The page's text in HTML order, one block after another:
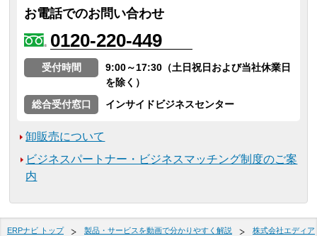
お電話でのお問い合わせ
0120-220-449
受付時間
9:00～17:30（土日祝日および当社休業日
を除く）
総合受付窓口
インサイドビジネスセンター
卸販売について
ビジネスパートナー・ビジネスマッチング制度のご案
内
ERPナビ トップ 製品・サービスを動画で分かりやすく解説
株式会社エディア